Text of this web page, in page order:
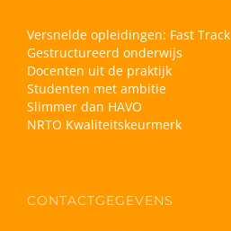
Versnelde opleidingen: Fast Track
Gestructureerd onderwijs
Docenten uit de praktijk
Studenten met ambitie
Slimmer dan HAVO
NRTO Kwaliteitskeurmerk
CONTACTGEGEVENS